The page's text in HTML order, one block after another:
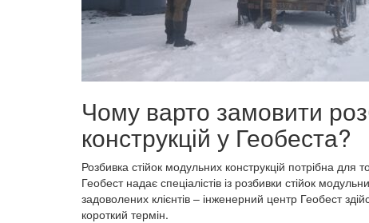
Чому варто замовити
конструкцій у Геобеста?
Розбивка стійок модульних конструкцій потрібна
Геобест надає спеціалістів із розбивки стійок
задоволених клієнтів – інженерний центр Геобест
короткий термін.